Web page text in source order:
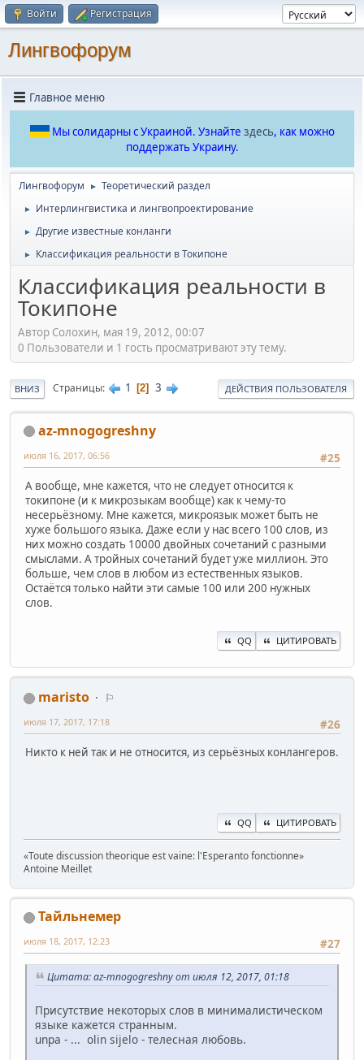
Войти Регистрация
Лингвофорум
Главное меню
Мы солидарны с Украиной. Узнайте здесь, как можно
поддержать Украину.
Лингвофорум ► Теоретический раздел
► Интерлингвистика и лингвопроектирование
► Другие известные конланги
► Классификация реальности в Токипоне
Классификация реальности в
Токипоне
Автор Солохин, мая 19, 2012, 00:07
0 Пользователи и 1 гость просматривают эту тему.
ВНИЗ Страницы 1 2 3 ДЕЙСТВИЯ ПОЛЬЗОВАТЕЛЯ
az-mnogogreshny
#25
июля 16, 2017, 06:56
А вообще, мне кажется, что не следует относится к
токипоне (и к микрозыкам вообще) как к чему-то
несерьёзному. Мне кажется, микроязык может быть не
хуже большого языка. Даже если у нас всего 100 слов, из
них можно создать 10000 двойных сочетаний с разными
смыслами. А тройных сочетаний будет уже миллион. Это
больше, чем слов в любом из естественных языков.
Остаётся только найти эти самые 100 или 200 нужных
слов.
QQ ЦИТИРОВАТЬ
maristo
⚐
#26
июля 17, 2017, 17:18
Никто к ней так и не относится, из серьёзных конлангеров.
QQ ЦИТИРОВАТЬ
«Toute discussion theorique est vaine: l'Esperanto fonctionne»
Antoine Mеillet
Тайльнемер
#27
июля 18, 2017, 12:23
Цитата: az-mnogogreshny от июля 12, 2017, 01:18
Присутствие некоторых слов в минималистическом
языке кажется странным.
unpa - ... olin sijelo - телесная любовь.